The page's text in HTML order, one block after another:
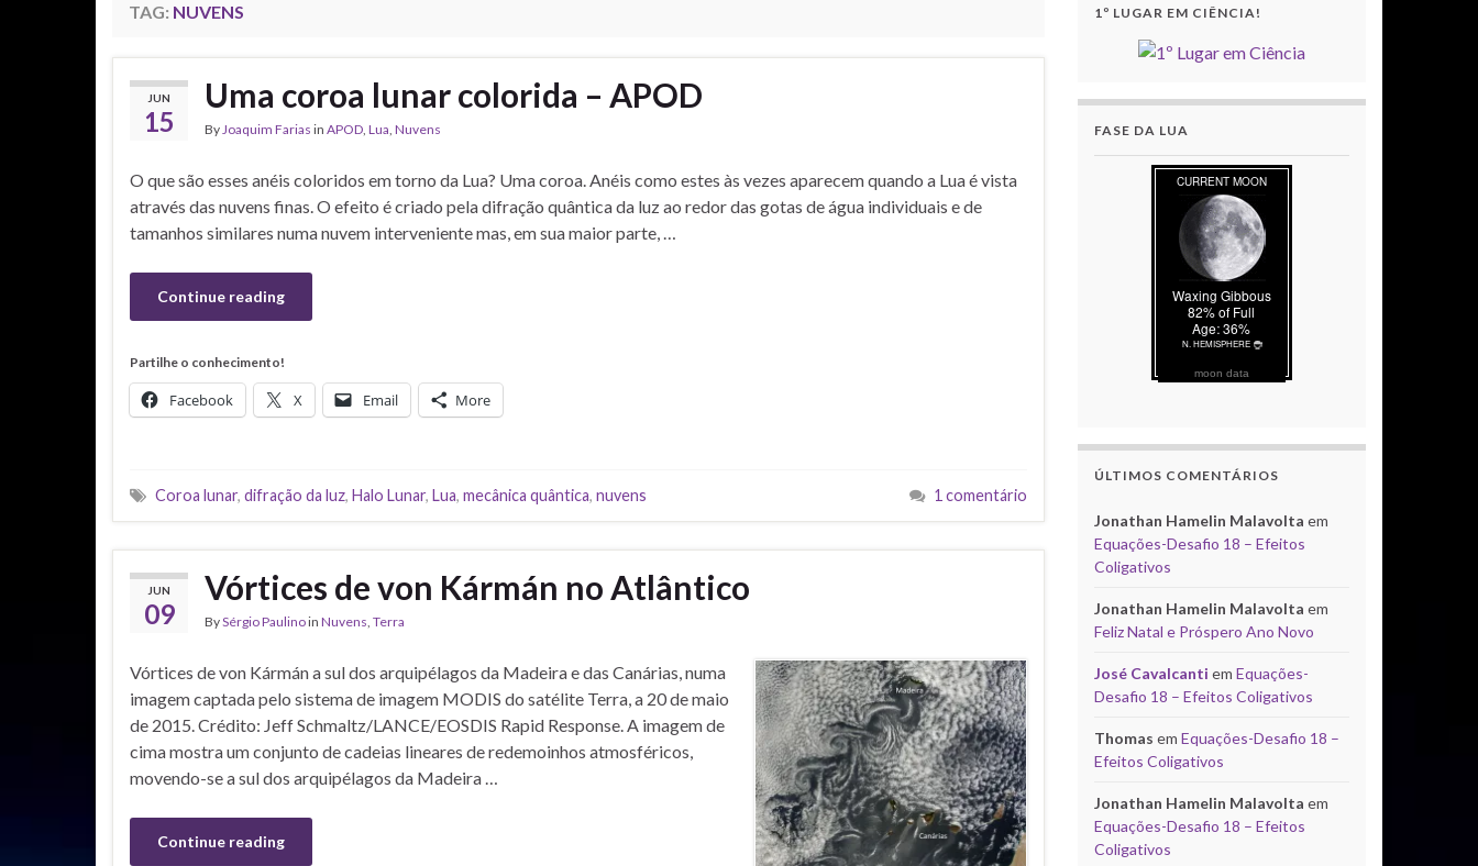
TAG: NUVENS
JUN
15
Uma coroa lunar colorida – APOD
ByJoaquim Farias in APOD, Lua, Nuvens
O que são esses anéis coloridos em torno da Lua? Uma coroa. Anéis como estes às vezes aparecem quando a Lua é vista
através das nuvens finas. O efeito é criado pela difração quântica da luz ao redor das gotas de água individuais e de
tamanhos similares numa nuvem interveniente mas, em sua maior parte, …
Continue reading
Partilhe o conhecimento!
Facebook X Email More
Coroa lunar, difração da luz, Halo Lunar, Lua, mecânica quântica, nuvens 1 comentário
JUN
09
Vórtices de von Kármán no Atlântico
BySérgio Paulinoin Nuvens, Terra
Vórtices de von Kármán a sul dos arquipélagos da Madeira e das Canárias, numa
imagem captada pelo sistema de imagem MODIS do satélite Terra, a 20 de maio
de 2015. Crédito: Jeff Schmaltz/LANCE/EOSDIS Rapid Response. A imagem de
cima mostra um conjunto de cadeias lineares de redemoinhos atmosféricos,
movendo-se a sul dos arquipélagos da Madeira …
Continue reading
1º LUGAR EM CIÊNCIA!
FASE DA LUA
moon data
ÚLTIMOS COMENTÁRIOS
Jonathan Hamelin Malavolta em
Equações-Desafio 18 – Efeitos
Coligativos
Jonathan Hamelin Malavolta em
Feliz Natal e Próspero Ano Novo
José Cavalcanti em Equações-
Desafio 18 – Efeitos Coligativos
Thomas em Equações-Desafio 18 –
Efeitos Coligativos
Jonathan Hamelin Malavolta em
Equações-Desafio 18 – Efeitos
Coligativos